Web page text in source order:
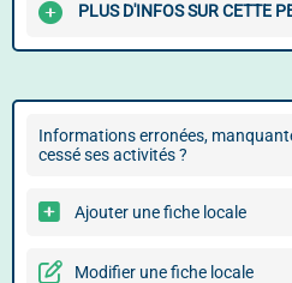
PLUS D'INFOS SUR CETTE
Informations erronées,
cessé ses activités ?
Ajouter une fiche locale
Modifier une fiche locale